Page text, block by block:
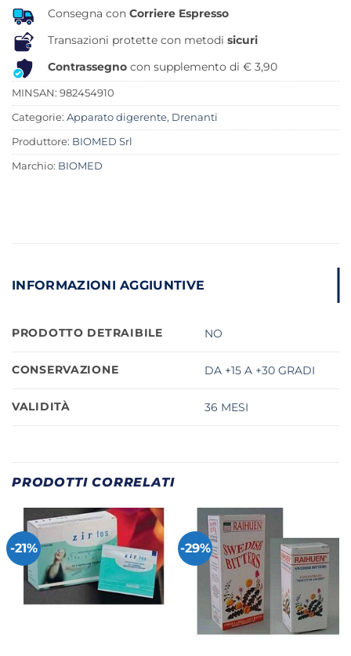
Consegna con Corriere Espresso
Transazioni protette con metodi sicuri
Contrassegno con supplemento di € 3,90
MINSAN: 982454910
Categorie: Apparato digerente, Drenanti
Produttore: BIOMED Srl
Marchio: BIOMED
INFORMAZIONI AGGIUNTIVE
PRODOTTO DETRAIBILE NO
CONSERVAZIONE DA +15 A +30 GRADI
VALIDITÀ 36 MESI
PRODOTTI CORRELATI
-21% -29%